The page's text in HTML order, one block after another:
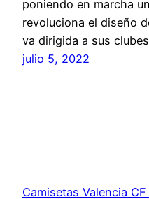
poniendo en marcha
revoluciona el diseño
va dirigida a sus
julio 5, 2022
Camisetas Valencia